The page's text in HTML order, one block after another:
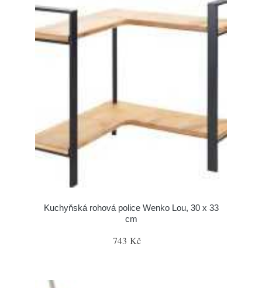
Kuchyňská rohová police Wenko Lou, 30 x 33
cm
743 Kč